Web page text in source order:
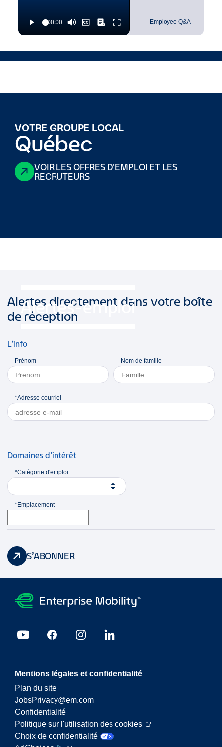
Employee Q&A
VOTRE GROUPE LOCAL
Québec
VOIR LES OFFRES D'EMPLOI ET LES
RECRUTEURS
Alertes-emploi
Alertes directement dans votre boîte
de réception
L’info
Prénom Nom de famille
*Adresse courriel
Domaines d’intérêt
*Catégorie d'emploi
*Emplacement
S’ABONNER
Mentions légales et confidentialité
Plan du site
JobsPrivacy@em.com
Confidentialité
Politique sur l'utilisation des cookies
Choix de confidentialité